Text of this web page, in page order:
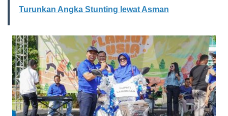
Turunkan Angka Stunting lewat Asman